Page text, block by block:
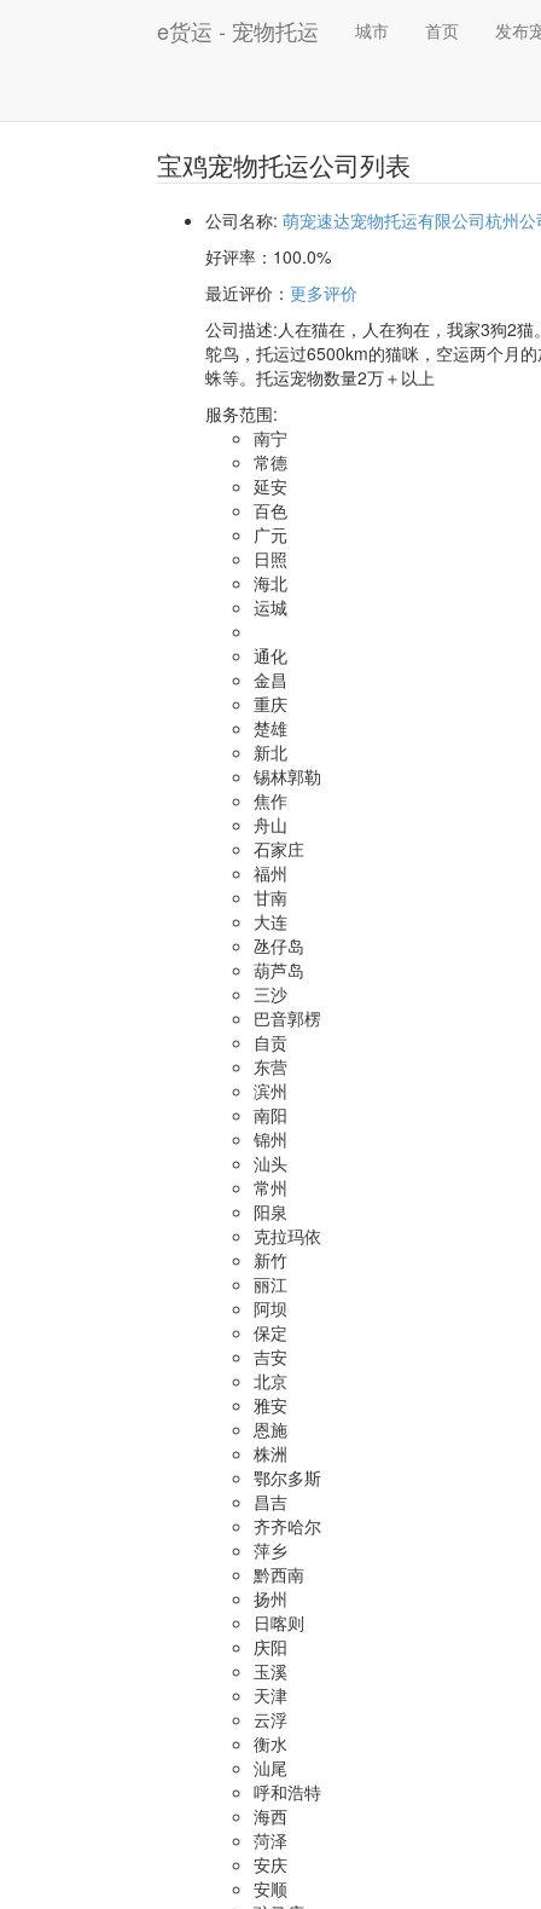
e货运 - 宠物托运 城市 首页 发布
宝鸡宠物托运公司列表
公司名称: 萌宠速达宠物托运有限公司杭州公
好评率： 100.0%
最近评价 ： 更多评价
公司描述:人在猫在，人在狗在，我家3狗2
鸵鸟，托运过6500km的猫咪，空运两个月
蛛等。托运宠物数量2万＋以上
服务范围:
南宁
常德
延安
百色
广元
日照
海北
运城
通化
金昌
重庆
楚雄
新北
锡林郭勒
焦作
舟山
石家庄
福州
甘南
大连
氹仔岛
葫芦岛
三沙
巴音郭楞
自贡
东营
滨州
南阳
锦州
汕头
常州
阳泉
克拉玛依
新竹
丽江
阿坝
保定
吉安
北京
雅安
恩施
株洲
鄂尔多斯
昌吉
齐齐哈尔
萍乡
黔西南
扬州
日喀则
庆阳
玉溪
天津
云浮
衡水
汕尾
呼和浩特
海西
菏泽
安庆
安顺